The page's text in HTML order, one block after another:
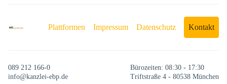
Plattformen Impressum Datenschutz Kontakt
089 212 166-0
info@kanzlei-ebp.de
Bürozeiten: 08:30 - 17:30
Triftstraße 4 - 80538 München